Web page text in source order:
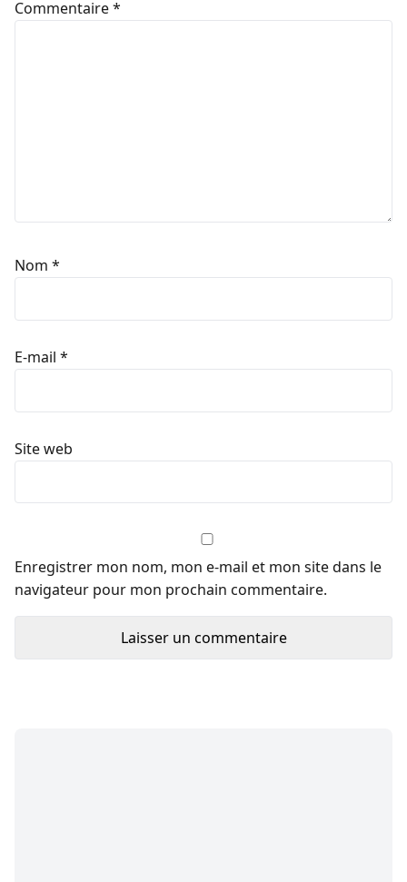
Commentaire*
Nom *
E-mail *
Site web
Enregistrer mon nom, mon e-mail et mon site dans le
navigateur pour mon prochain commentaire.